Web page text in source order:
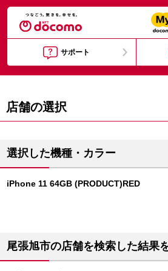
サポート
店舗の選択
選択した機種・カラー
iPhone 11 64GB (PRODUCT)RED
尾張旭市の店舗を検索した結果